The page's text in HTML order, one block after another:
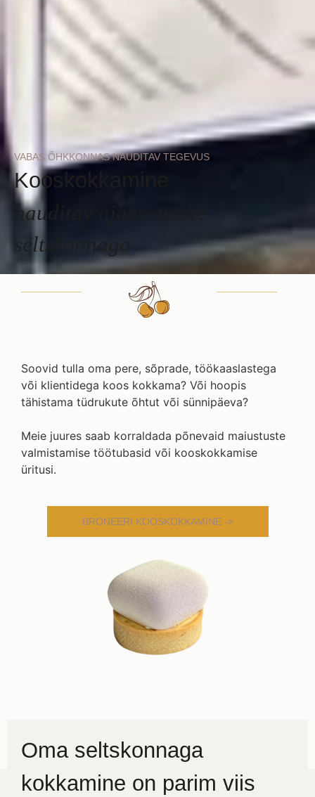
VABAS ÕHKKONNAS NAUDITAV TEGEVUS
Kooskokkamine
nauditav ajaveetmine
seltskonnaga
Soovid tulla oma pere, sõprade, töökaaslastega
või klientidega koos kokkama? Või hoopis
tähistama tüdrukute õhtut või sünnipäeva?
Meie juures saab korraldada põnevaid maiustuste
valmistamise töötubasid või kooskokkamise
üritusi.
BRONEERI KOOSKOKKAMINE ->
Oma seltskonnaga
kokkamine on parim viis